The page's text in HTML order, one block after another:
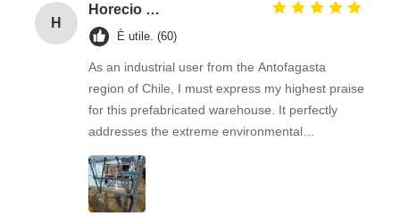
H
Horecio Farnandez
È utile. (60)
As an industrial user from the Antofagasta
region of Chile, I must express my highest praise
for this prefabricated warehouse. It perfectly
addresses the extreme environmental
challenges of our port area, characterized by
high salinity and strong winds. Before
collaborating, our biggest concerns were the